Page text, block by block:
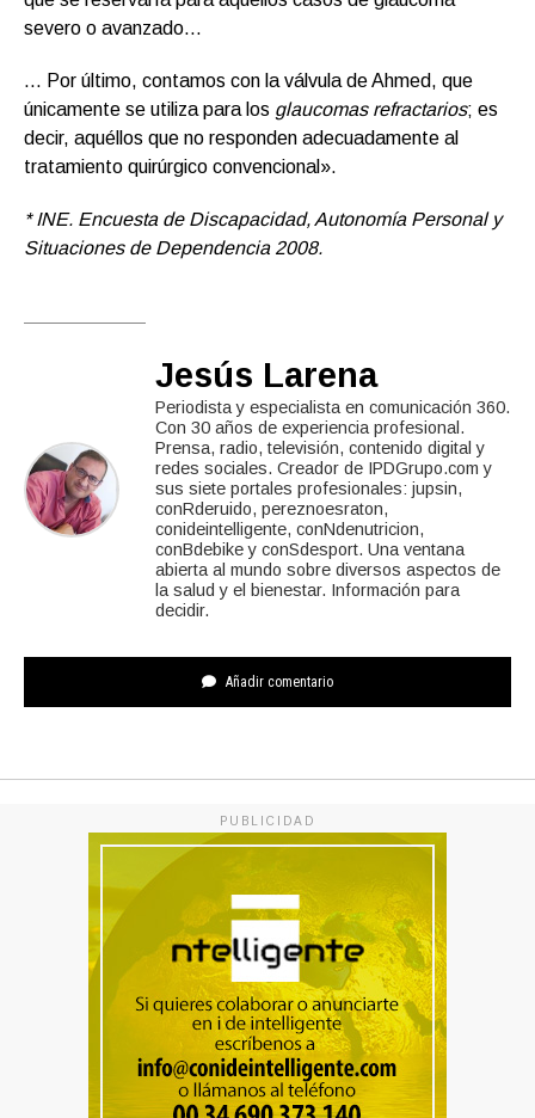
severo o avanzado…
… Por último, contamos con la válvula de Ahmed, que
únicamente se utiliza para los glaucomas refractarios; es
decir, aquéllos que no responden adecuadamente al
tratamiento quirúrgico convencional».
* INE. Encuesta de Discapacidad, Autonomía Personal y
Situaciones de Dependencia 2008.
Jesús Larena
Periodista y especialista en comunicación 360.
Con 30 años de experiencia profesional.
Prensa, radio, televisión, contenido digital y
redes sociales. Creador de IPDGrupo.com y
sus siete portales profesionales: jupsin,
conRderuido, pereznoesraton,
conideintelligente, conNdenutricion,
conBdebike y conSdesport. Una ventana
abierta al mundo sobre diversos aspectos de
la salud y el bienestar. Información para
decidir.
Añadir comentario
PUBLICIDAD